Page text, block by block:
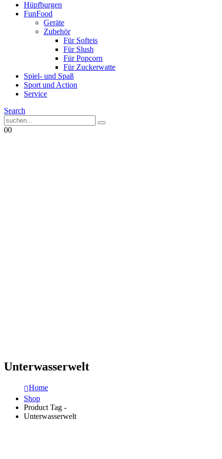
Hüpfburgen
FunFood
Geräte
Zubehör
Für Softeis
Für Slush
Für Popcorn
Für Zuckerwatte
Spiel- und Spaß
Sport und Action
Service
Search
00
Unterwasserwelt
Home
Shop
Product Tag -
Unterwasserwelt